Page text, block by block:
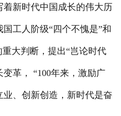
新时代中国成长的伟大历
工人阶级“四个不愧是”和
大判断，提出“岂论时代
革， “100年来，激励广
、创新创造，新时代是奋